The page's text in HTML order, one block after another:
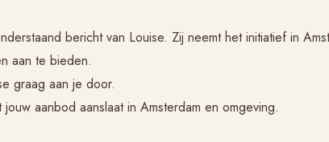
bericht van Louise. Zij neemt het initiatief in
aan te bieden.
graag aan je door.
aanbod aanslaat in Amsterdam en omgeving.